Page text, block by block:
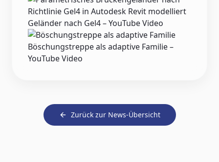
Geländer nach Gel4 – YouTube Video
Böschungstreppe als adaptive Familie –
YouTube Video
Zurück zur News-Übersicht